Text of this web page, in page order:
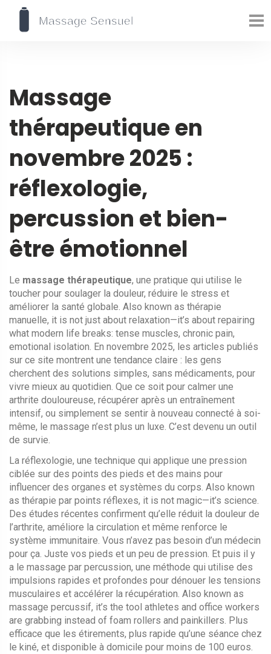
Massage
thérapeutique en
novembre 2025 :
réflexologie,
percussion et bien-
être émotionnel
Le massage thérapeutique, une pratique qui utilise le
toucher pour soulager la douleur, réduire le stress et
améliorer la santé globale. Also known as thérapie
manuelle, it is not just about relaxation—it’s about repairing
what modern life breaks: tense muscles, chronic pain,
emotional isolation. En novembre 2025, les articles publiés
sur ce site montrent une tendance claire : les gens
cherchent des solutions simples, sans médicaments, pour
vivre mieux au quotidien. Que ce soit pour calmer une
arthrite douloureuse, récupérer après un entraînement
intensif, ou simplement se sentir à nouveau connecté à soi-
même, le massage n’est plus un luxe. C’est devenu un outil
de survie.
La réflexologie, une technique qui applique une pression
ciblée sur des points des pieds et des mains pour
influencer des organes et systèmes du corps. Also known
as thérapie par points réflexes, it is not magic—it’s science.
Des études récentes confirment qu’elle réduit la douleur de
l’arthrite, améliore la circulation et même renforce le
système immunitaire. Vous n’avez pas besoin d’un médecin
pour ça. Juste vos pieds et un peu de pression. Et puis il y
a le massage par percussion, une méthode qui utilise des
impulsions rapides et profondes pour dénouer les tensions
musculaires et accélérer la récupération. Also known as
massage percussif, it’s the tool athletes and office workers
are grabbing instead of foam rollers and painkillers. Plus
efficace que les étirements, plus rapide qu’une séance chez
le kiné, et disponible à domicile pour moins de 100 euros.